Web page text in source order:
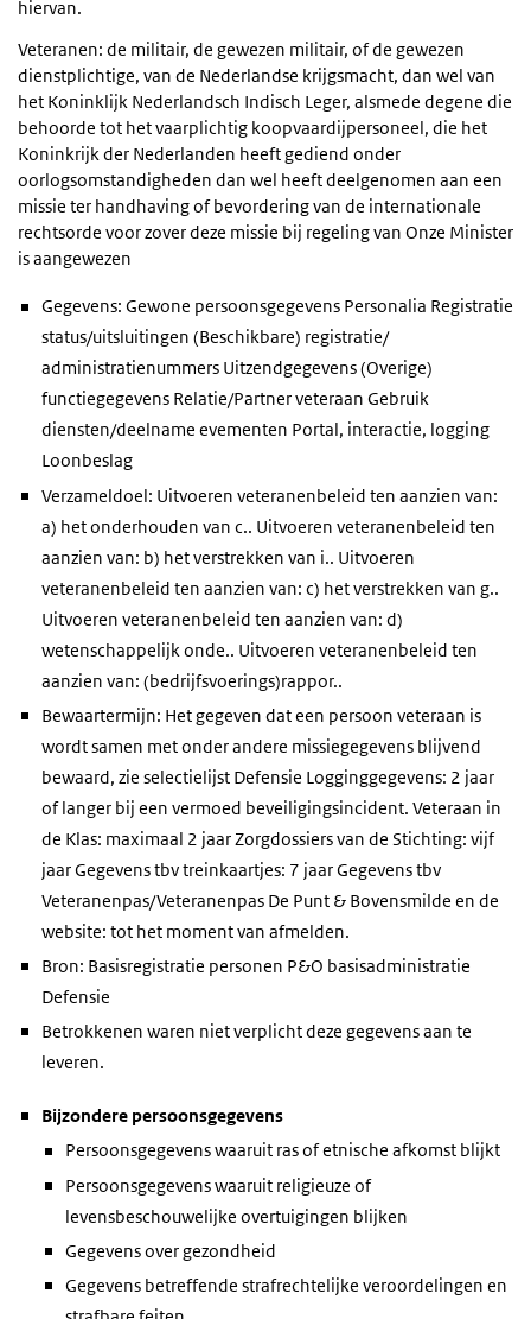
hiervan.
Veteranen: de militair, de gewezen militair, of de gewezen
dienstplichtige, van de Nederlandse krijgsmacht, dan wel van
het Koninklijk Nederlandsch Indisch Leger, alsmede degene die
behoorde tot het vaarplichtig koopvaardijpersoneel, die het
Koninkrijk der Nederlanden heeft gediend onder
oorlogsomstandigheden dan wel heeft deelgenomen aan een
missie ter handhaving of bevordering van de internationale
rechtsorde voor zover deze missie bij regeling van Onze Minister
is aangewezen
Gegevens: Gewone persoonsgegevens Personalia Registratie
status/uitsluitingen (Beschikbare) registratie/
administratienummers Uitzendgegevens (Overige)
functiegegevens Relatie/Partner veteraan Gebruik
diensten/deelname evementen Portal, interactie, logging
Loonbeslag
Verzameldoel: Uitvoeren veteranenbeleid ten aanzien van:
a) het onderhouden van c.. Uitvoeren veteranenbeleid ten
aanzien van: b) het verstrekken van i.. Uitvoeren
veteranenbeleid ten aanzien van: c) het verstrekken van g..
Uitvoeren veteranenbeleid ten aanzien van: d)
wetenschappelijk onde.. Uitvoeren veteranenbeleid ten
aanzien van: (bedrijfsvoerings)rappor..
Bewaartermijn: Het gegeven dat een persoon veteraan is
wordt samen met onder andere missiegegevens blijvend
bewaard, zie selectielijst Defensie Logginggegevens: 2 jaar
of langer bij een vermoed beveiligingsincident. Veteraan in
de Klas: maximaal 2 jaar Zorgdossiers van de Stichting: vijf
jaar Gegevens tbv treinkaartjes: 7 jaar Gegevens tbv
Veteranenpas/Veteranenpas De Punt & Bovensmilde en de
website: tot het moment van afmelden.
Bron: Basisregistratie personen P&O basisadministratie
Defensie
Betrokkenen waren niet verplicht deze gegevens aan te
leveren.
Bijzondere persoonsgegevens
Persoonsgegevens waaruit ras of etnische afkomst blijkt
Persoonsgegevens waaruit religieuze of
levensbeschouwelijke overtuigingen blijken
Gegevens over gezondheid
Gegevens betreffende strafrechtelijke veroordelingen en